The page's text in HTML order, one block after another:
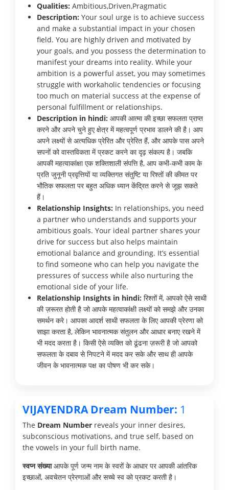
Qualities: Ambitious,Driven,Pragmatic
Description: Your soul urge is to achieve success
and make a substantial impact in your chosen
field. You are highly driven and motivated by
your goals, and you possess the determination to
manifest your dreams into reality. While your
ambition is a powerful asset, you may sometimes
struggle with workaholic tendencies or focusing
too much on material success at the expense of
personal fulfillment or relationships.
Description in hindi: आपकी आत्मा की इच्छा सफलता प्राप्त
करने और अपने चुने हुए क्षेत्र में महत्वपूर्ण प्रभाव डालने की है। आप
अपने लक्ष्यों से अत्यधिक प्रेरित और प्रेरित हैं, और आपके पास अपने
सपनों को वास्तविकता में प्रकट करने का दृढ़ संकल्प है। जबकि
आपकी महत्वाकांक्षा एक शक्तिशाली संपत्ति है, आप कभी-कभी काम के
प्रति जुनूनी प्रवृत्तियों या व्यक्तिगत संतुष्टि या रिश्तों की कीमत पर
भौतिक सफलता पर बहुत अधिक ध्यान केंद्रित करने से जूझ सकते
हैं।
Relationship Insights: In relationships, you need
a partner who understands and supports your
ambitious goals. Your ideal partner shares your
drive for success but also helps maintain
emotional balance and grounding. It’s essential
to find someone who can help you navigate the
pressures of success while also nurturing the
emotional side of your life.
Relationship Insights in hindi: रिश्तों में, आपको ऐसे साथी
की ज़रूरत होती है जो आपके महत्वाकांक्षी लक्ष्यों को समझे और उनका
समर्थन करे। आपका आदर्श साथी सफलता के लिए आपकी प्रेरणा को
साझा करता है, लेकिन भावनात्मक संतुलन और आधार बनाए रखने में
भी मदद करता है। किसी ऐसे व्यक्ति को ढूंढना ज़रूरी है जो आपको
सफलता के दबाव से निपटने में मदद कर सके और साथ ही आपके
जीवन के भावनात्मक पक्ष का पोषण भी कर सके।
VIJAYENDRA Dream Number: 1
The Dream Number reveals your inner desires,
subconscious motivations, and true self, based on
the vowels in your full birth name.
स्वप्न संख्याआपके पूर्ण जन्म नाम के स्वरों के आधार पर आपकी आंतरिक
इच्छाओं, अवचेतन प्रेरणाओं और सच्चे स्व को प्रकट करती है।